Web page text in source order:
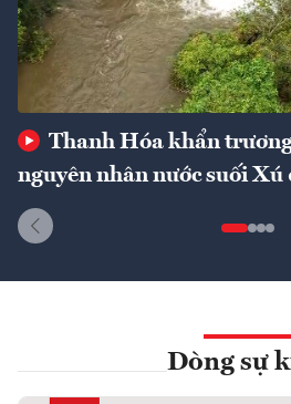
Thanh Hóa khẩn
nguyên nhân nước suối Xú
Dòng sự